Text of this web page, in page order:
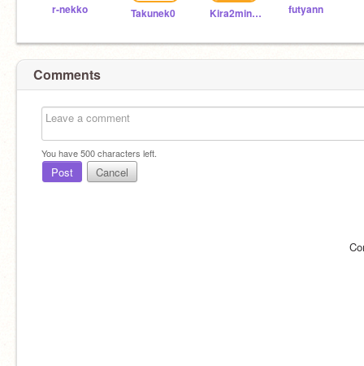
r-nekko Takunek0 Kira2minnie futyann
Comments
You have500characters left.
Post Cancel